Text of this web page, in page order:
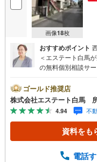
画像18枚
おすすめポイント
＜エステート白馬
の無料個別相談サ
や学費等も含めて
件情報が豊富所沢
おります。インタ
おります。お客様
3.自社グループで
ォーム、注文建築
て、リフォームや
ゴールド推奨店
株式会社エステート白馬
4.94 不
資料をも
電話